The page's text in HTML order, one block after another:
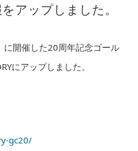
アップしました。
開催した20周年記念ゴール
にアップしました。
gc20/